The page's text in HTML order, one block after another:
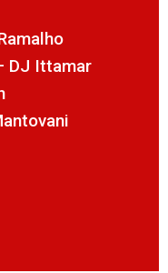
DJ Ittamar